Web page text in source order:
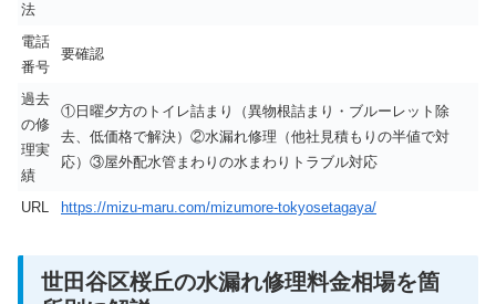
法
電話
番号
要確認
過去
の修
理実
績
①日曜夕方のトイレ詰まり（異物根詰まり・ブルーレット除
去、低価格で解決）②水漏れ修理（他社見積もりの半値で対
応）③屋外配水管まわりの水まわりトラブル対応
URL https://mizu-maru.com/mizumore-tokyosetagaya/
世田谷区桜丘の水漏れ修理料金相場を箇